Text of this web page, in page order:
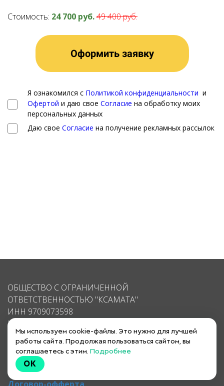
Стоимость: 24 700 руб.49 400 руб.
Оформить заявку
Я ознакомился с Политикой конфиденциальности и
Офертой и даю свое Согласие на обработку моих
персональных данных
Даю свое Согласие на получение рекламных рассылок
ОБЩЕСТВО С ОГРАНИЧЕННОЙ
ОТВЕТСТВЕННОСТЬЮ "КСАМАТА"
ИНН 9709073598
КПП 770901001
ОГРН 1217700369358
почта: support@ksamata.ru
Политика конфиденциальности
Мы используем cookie-файлы. Это нужно для лучшей
работы сайта. Продолжая пользоваться сайтом, вы
соглашаетесь с этим. Подробнее
OK